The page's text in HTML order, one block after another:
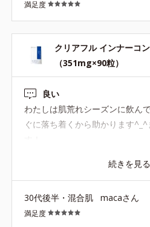
満足度
クリアフル インナーコ
（351mg×90粒）
良い
わたしは肌荒れシーズンに飲ん
ぐに落ち着くから助かります
続きを見る
30代後半・混合肌 macaさん
満足度